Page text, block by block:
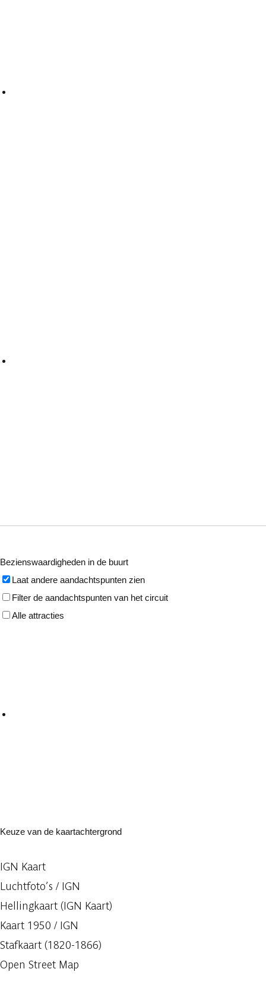
Bezienswaardigheden in de buurt
Laat andere aandachtspunten zien
Filter de aandachtspunten van het circuit
Alle attracties
Keuze van de kaartachtergrond
IGN Kaart
Luchtfoto’s / IGN
Hellingkaart (IGN Kaart)
Kaart 1950 / IGN
Stafkaart (1820-1866)
Open Street Map